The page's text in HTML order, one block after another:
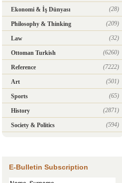
Ekonomi & İş Dünyası (28)
Philosophy & Thinking (209)
Law (32)
Ottoman Turkish (6260)
Reference (7222)
Art (501)
Sports (65)
History (2871)
Society & Politics (594)
E-Bulletin Subscription